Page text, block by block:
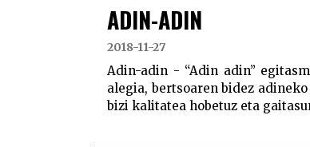
ADIN-ADIN
2018-11-27
Adin-adin - “Adin adin”
alegia, bertsoaren bidez
bizi kalitatea hobetuz eta